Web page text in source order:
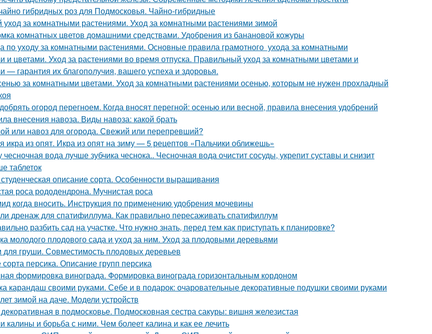
гибридных роз для Подмосковья. Чайно-гибридные
за комнатными растениями. Уход за комнатными растениями зимой
комнатных цветов домашними средствами. Удобрения из банановой кожуры
по уходу за комнатными растениями. Основные правила грамотного ухода за комнатными
и цветами. Уход за растениями во время отпуска. Правильный уход за комнатными цветами и
— гарантия их благополучия, вашего успеха и здоровья.
за комнатными цветами. Уход за комнатными растениями осенью, которым не нужен прохладный
огород перегноем. Когда вносят перегной: осенью или весной, правила внесения удобрений
внесения навоза. Виды навоза: какой брать
или навоз для огорода. Свежий или перепревший?
икра из опят. Икра из опят на зиму — 5 рецептов «Пальчики оближешь»
вода лучше зубчика чеснока.. Чесночная вода очистит сосуды, укрепит суставы и снизит
таблеток
описание сорта. Особенности выращивания
роса рододендрона. Мучнистая роса
когда вносить. Инструкция по применению удобрения мочевины
дренаж для спатифиллума. Как правильно пересаживать спатифиллум
разбить сад на участке. Что нужно знать, перед тем как приступать к планировке?
молодого плодового сада и уход за ним. Уход за плодовыми деревьями
для груши. Совместимость плодовых деревьев
персика. Описание групп персика
формировка винограда. Формировка винограда горизонтальным кордоном
карандаш своими руками. Себе и в подарок: очаровательные декоративные подушки своими руками
зимой на даче. Модели устройств
в подмосковье. Подмосковная сестра сакуры: вишня железистая
калины и борьба с ними. Чем болеет калина и как ее лечить